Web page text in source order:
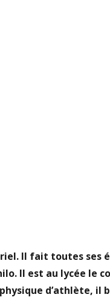
Il fait toutes ses
Il est au lycée le
d’athlète, il